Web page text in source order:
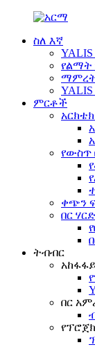
ስለ እኛ
የልማት
ምርቶች
የውስጥ
ቀጭን
በር
ትብብር
አከፋፋይ
በር